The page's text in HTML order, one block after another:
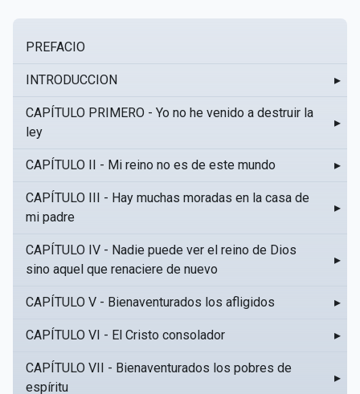
PREFACIO
INTRODUCCION ▸
CAPÍTULO PRIMERO - Yo no he venido a destruir la
ley
▸
CAPÍTULO II - Mi reino no es de este mundo ▸
CAPÍTULO III - Hay muchas moradas en la casa de
mi padre
▸
CAPÍTULO IV - Nadie puede ver el reino de Dios
sino aquel que renaciere de nuevo
▸
CAPÍTULO V - Bienaventurados los afligidos ▸
CAPÍTULO VI - El Cristo consolador ▸
CAPÍTULO VII - Bienaventurados los pobres de
espíritu
▸